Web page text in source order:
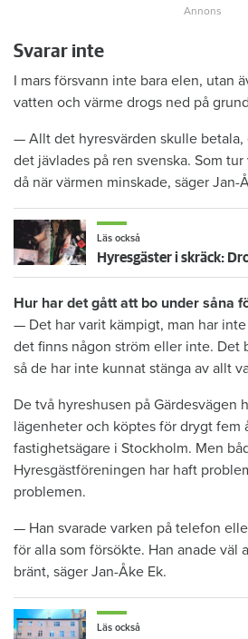
Svarar inte
I mars försvann inte bara elen, utan
vatten och värme drogs ned på
— Allt det hyresvärden skulle betala,
det jävlades på ren svenska. Som
då när värmen minskade, säger Jan-
Läs också
Hur har det gått att bo under såna
— Det har varit kämpigt, man har
det finns någon ström eller inte. Det
så de har inte kunnat stänga av allt
De två hyreshusen på Gärdesvägen
lägenheter och köptes för drygt fem
fastighetsägare i Stockholm. Men
Hyresgästföreningen har haft
problemen.
— Han svarade varken på telefon
för alla som försökte. Han anade väl
bränt, säger Jan-Åke Ek.
Läs också